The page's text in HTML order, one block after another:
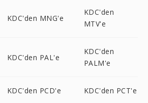
KDC'den MNG'e
KDC'den
MTV'e
KDC'den PAL'e
KDC'den
PALM'e
KDC'den PCD'e KDC'den PCT'e